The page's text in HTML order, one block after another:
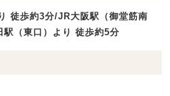
徒歩約3分/JR大阪駅（御堂筋南
（東口）より 徒歩約5分